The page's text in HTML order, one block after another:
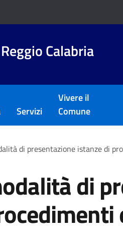
Calabria
Servizi
Vivere il
Comune
di presentazione istanze di
di